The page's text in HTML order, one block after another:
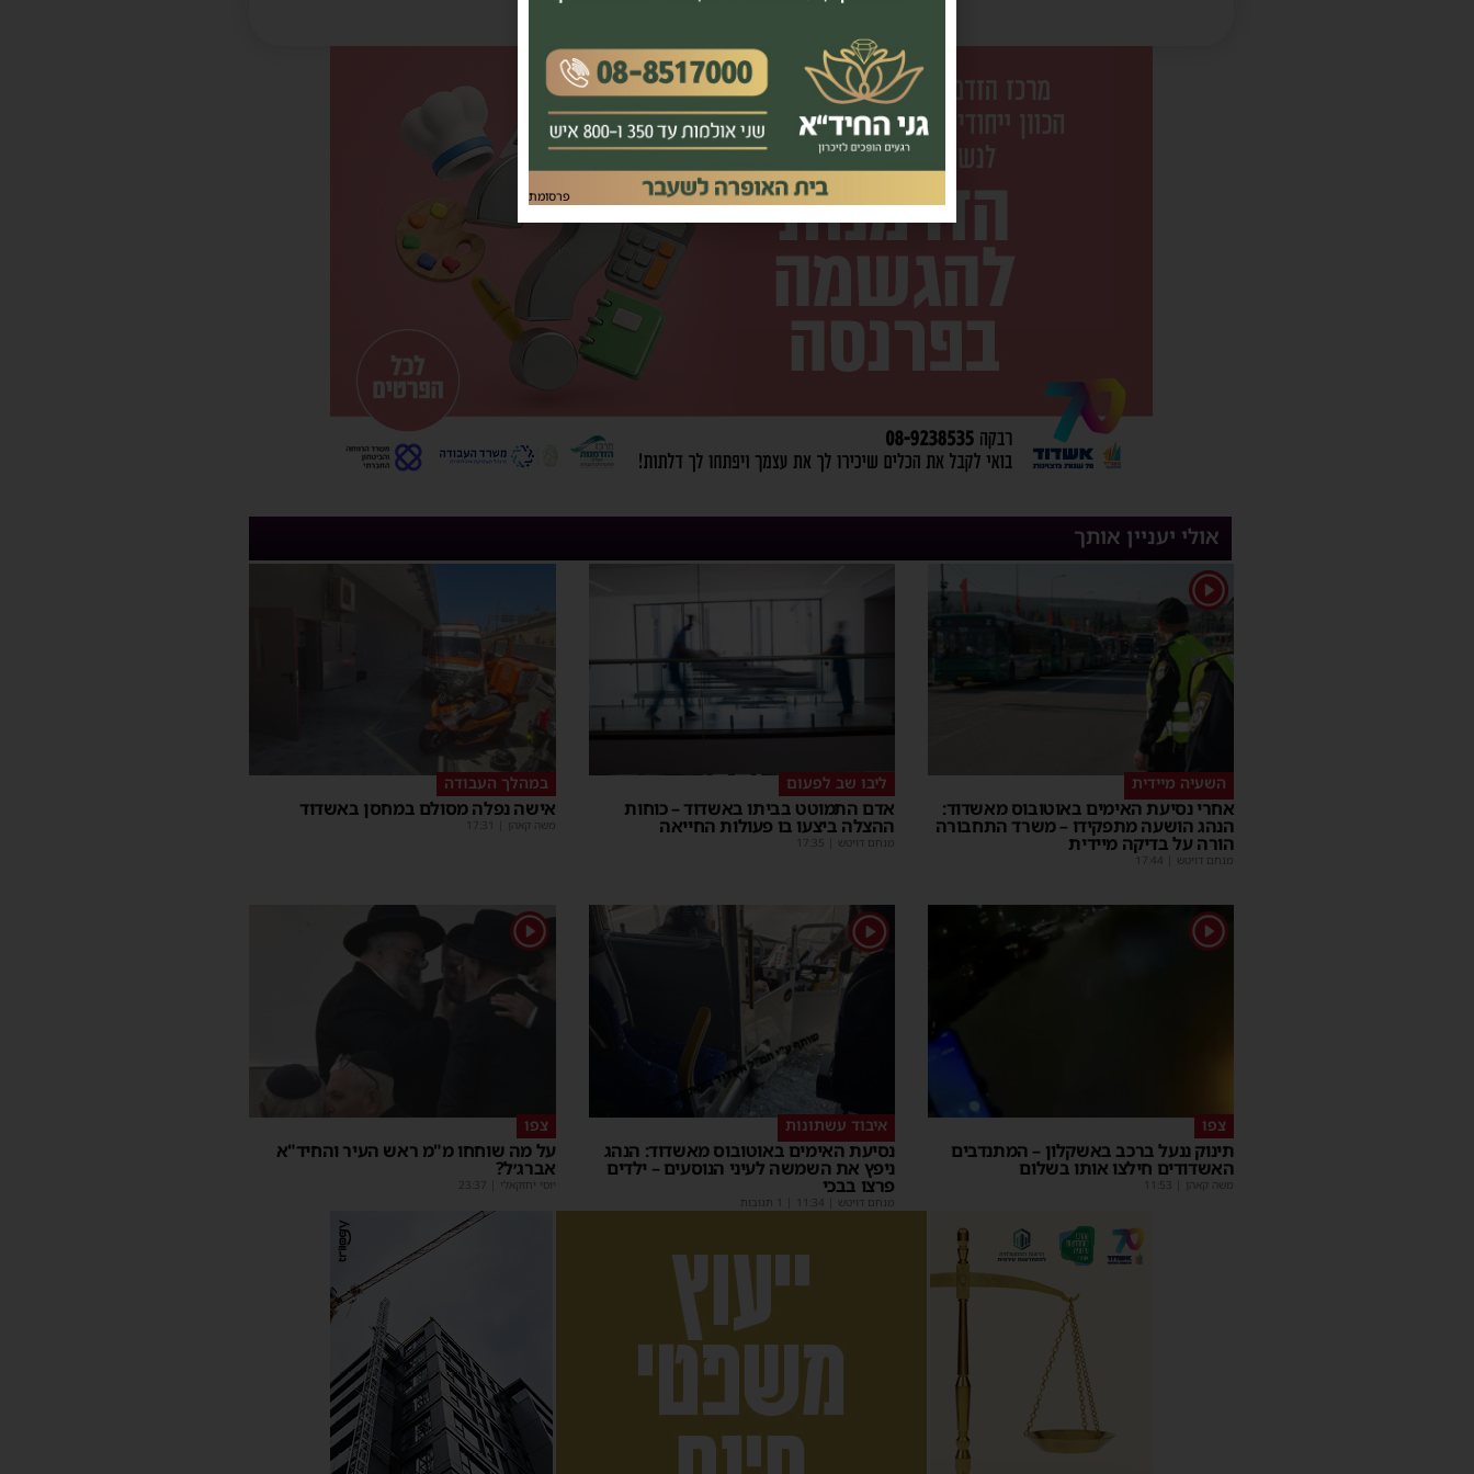
אולי יעניין אותך
1
השעיה מיידית
אחרי נסיעת האימים באוטובוס מאשדוד:
הנהג הושעה מתפקידו – משרד התחבורה
הורה על בדיקה מיידית
מנחם דויטש 17:44
ליבו שב לפעום
אדם התמוטט בביתו באשדוד – כוחות
ההצלה ביצעו בו פעולות החייאה
מנחם דויטש 17:35
במהלך העבודה
אישה נפלה מסולם במחסן באשדוד
משה קאהן 17:31
1
צפו
תינוק ננעל ברכב באשקלון – המתנדבים
האשדודים חילצו אותו בשלום
משה קאהן 11:53
1
איבוד עשתונות
נסיעת האימים באוטובוס מאשדוד: הנהג
ניפץ את השמשה לעיני הנוסעים – ילדים
פרצו בבכי
מנחם דויטש 11:34
1
צפו
על מה שוחחו מ"מ ראש העיר והחיד"א
אברג׳ל?
יוסי יחזקאלי 23:37
פרסומת